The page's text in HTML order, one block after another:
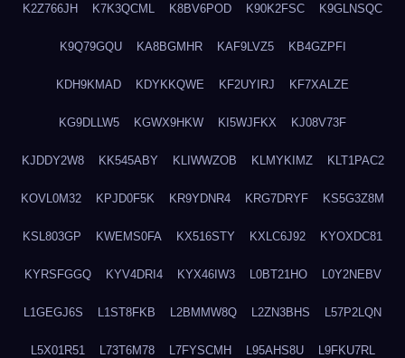
K2Z766JH K7K3QCML K8BV6POD K90K2FSC K9GLNSQC
K9Q79GQU KA8BGMHR KAF9LVZ5 KB4GZPFI
KDH9KMAD KDYKKQWE KF2UYIRJ KF7XALZE
KG9DLLW5 KGWX9HKW KI5WJFKX KJ08V73F
KJDDY2W8 KK545ABY KLIWWZOB KLMYKIMZ KLT1PAC2
KOVL0M32 KPJD0F5K KR9YDNR4 KRG7DRYF KS5G3Z8M
KSL803GP KWEMS0FA KX516STY KXLC6J92 KYOXDC81
KYRSFGGQ KYV4DRI4 KYX46IW3 L0BT21HO L0Y2NEBV
L1GEGJ6S L1ST8FKB L2BMMW8Q L2ZN3BHS L57P2LQN
L5X01R51 L73T6M78 L7FYSCMH L95AHS8U L9FKU7RL